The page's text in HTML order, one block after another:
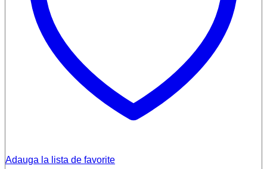
Adauga la lista de favorite